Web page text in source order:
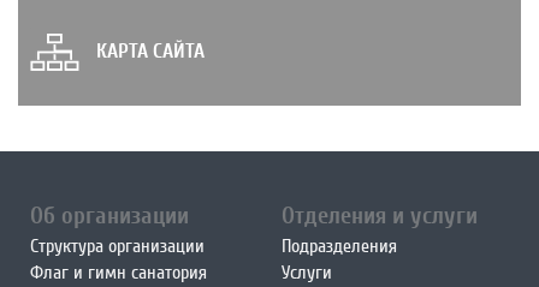
КАРТА САЙТА
Об организации
Структура организации
Флаг и гимн санатория
Отделения и услуги
Подразделения
Услуги